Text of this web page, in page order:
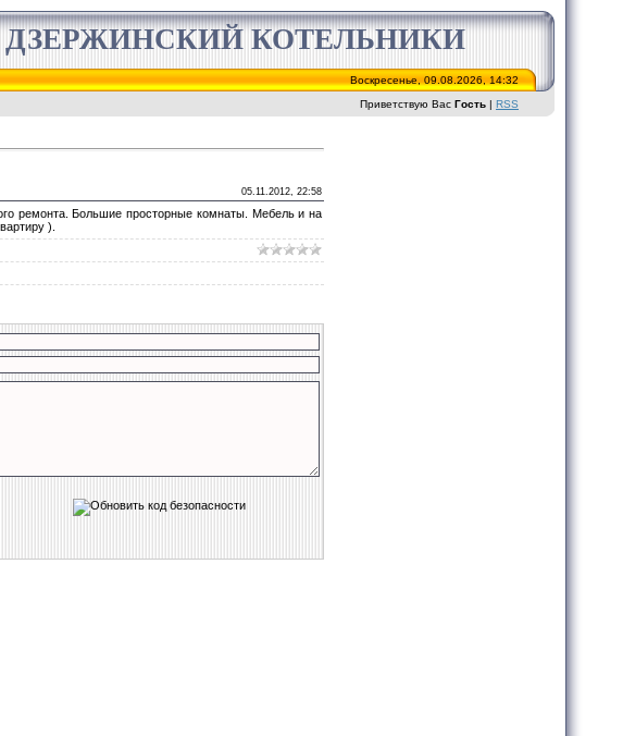
КОТЕЛЬНИКИ
Воскресенье, 09.08.2026, 14:32
Приветствую Вас Гость | RSS
05.11.2012, 22:58
ремонта. Большие просторные комнаты. Мебель и на
).